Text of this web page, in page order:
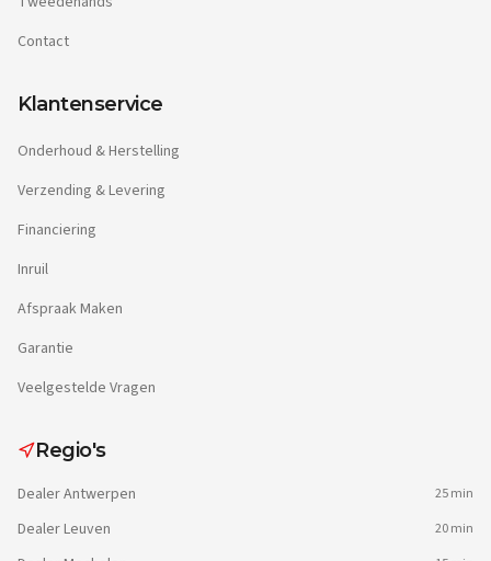
Contact
Klantenservice
Onderhoud & Herstelling
Verzending & Levering
Financiering
Inruil
Afspraak Maken
Garantie
Veelgestelde Vragen
Regio's
DealerAntwerpen 25 min
DealerLeuven 20 min